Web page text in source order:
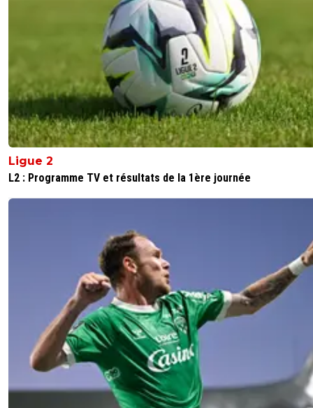
Uniquement pour son image après la polémique du
Personne n'est dupe Nasser !
Répondre
valdo 07 mai 2026 à 20:46 793
Ferme la, les autres clubs devraient s'en inspirer
solidaire, bande de looser toujours a niveler le
6 + Répondre
sergio33
Répondre
parissaintgermain 07 mai 2026 à 20:21
Allez strasbourg on est avec vous
4+ Répondre
Ligue 2
L2 : Programme TV et résultats de la 1ère journée